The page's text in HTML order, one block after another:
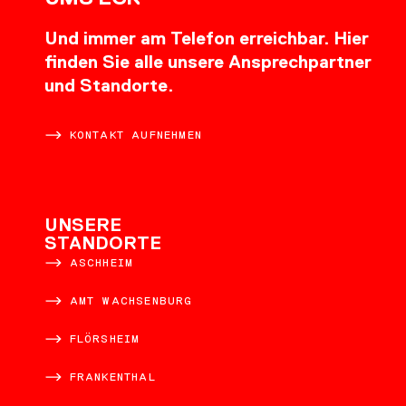
Und immer am Telefon erreichbar. Hier
finden Sie alle unsere Ansprechpartner
und Standorte.
KONTAKT AUFNEHMEN
UNSERE
STANDORTE
ASCHHEIM
AMT WACHSENBURG
FLÖRSHEIM
FRANKENTHAL